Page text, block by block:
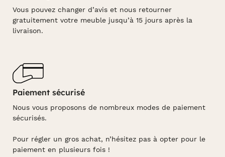
Vous pouvez changer d’avis et nous retourner
gratuitement votre meuble jusqu’à 15 jours après la
livraison.
Paiement sécurisé
Nous vous proposons de nombreux modes de paiement
sécurisés.
Pour régler un gros achat, n’hésitez pas à opter pour le
paiement en plusieurs fois !